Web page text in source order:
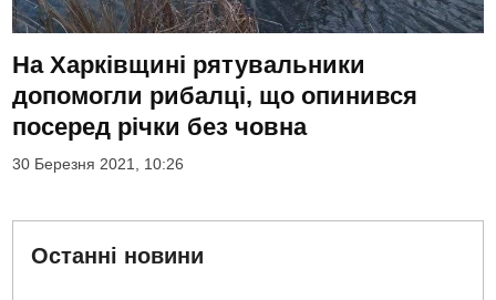
На Харківщині рятувальники
допомогли рибалці, що опинився
посеред річки без човна
30 Березня 2021, 10:26
Останні новини